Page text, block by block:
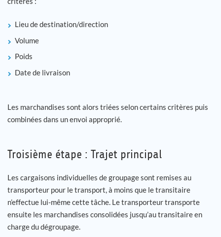
Lieu de destination/direction
Volume
Poids
Date de livraison
Les marchandises sont alors triées selon certains critères puis
combinées dans un envoi approprié.
Troisième étape : Trajet principal
Les cargaisons individuelles de groupage sont remises au
transporteur pour le transport, à moins que le transitaire
n’effectue lui-même cette tâche. Le transporteur transporte
ensuite les marchandises consolidées jusqu’au transitaire en
charge du dégroupage.